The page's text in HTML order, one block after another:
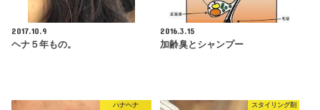
2017.10.9
ヘナ５年もの。
2016.3.15
加齢臭とシャンプー
ハナヘナ スタイリング剤